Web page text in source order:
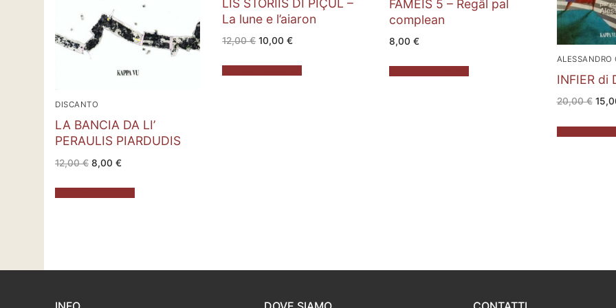
DISCANTO
LA BANCIA DA LI’
PERAULIS PIARDUDIS
12,00€ Il
prezzo
era:
12,00 €.
8,00 €Il
è:
8,00 €.
LIS STORIIS DI PIÇUL –
La lune e l’aiaron
12,00€ Il
prezzo
era:
12,00 €.
10,00€Il
è:
10,00 €.
FAMEIS 5 – Regâl pal
complean
8,00€
ALESSANDRO
INFIER di
20,00€ Il
era: